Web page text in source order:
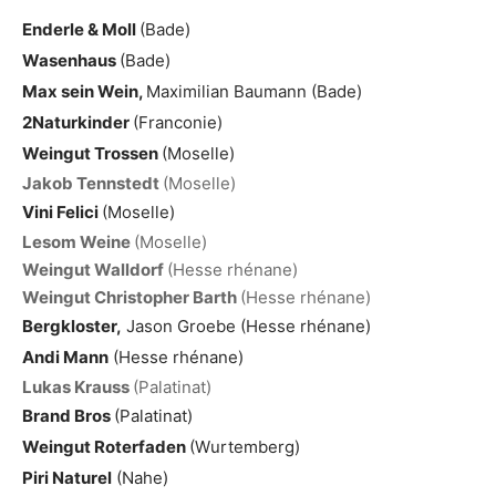
Enderle & Moll (Bade)
Wasenhaus (Bade)
Max sein Wein, Maximilian Baumann (Bade)
2Naturkinder (Franconie)
Weingut Trossen (Moselle)
Jakob Tennstedt (Moselle)
Vini Felici (Moselle)
Lesom Weine (Moselle)
Weingut Walldorf (Hesse rhénane)
Weingut Christopher Barth (Hesse rhénane)
Bergkloster, Jason Groebe (Hesse rhénane)
Andi Mann (Hesse rhénane)
Lukas Krauss (Palatinat)
Brand Bros (Palatinat)
Weingut Roterfaden (Wurtemberg)
Piri Naturel (Nahe)